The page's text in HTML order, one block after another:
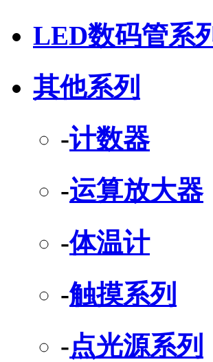
LED数码管系
其他系列
-计数器
-运算放大器
-体温计
-触摸系列
-点光源系列